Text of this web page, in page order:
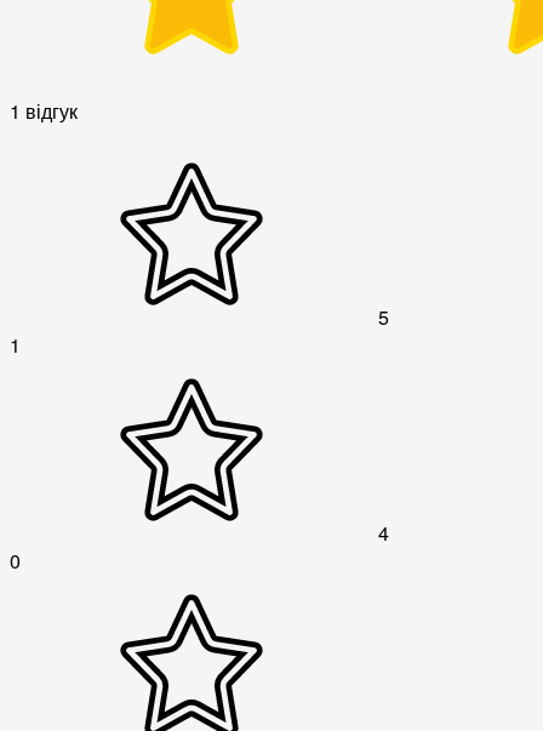
1 відгук
5
1
4
0